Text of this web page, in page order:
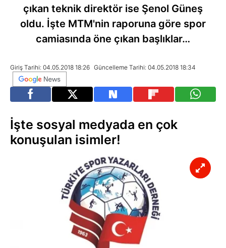
çıkan teknik direktör ise Şenol Güneş
oldu. İşte MTM'nin raporuna göre spor
camiasında öne çıkan başlıklar…
Giriş Tarihi: 04.05.2018 18:26 Güncelleme Tarihi: 04.05.2018 18:34
İşte sosyal medyada en çok
konuşulan isimler!